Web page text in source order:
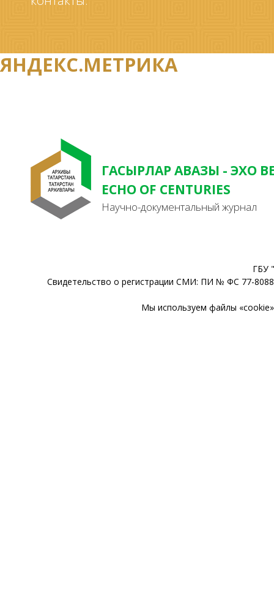
ЯНДЕКС.МЕТРИКА
ГАСЫРЛАР АВАЗЫ - ЭХО
ECHO OF CENTURIES
Научно-документальный журнал
ГБУ
Свидетельство о регистрации СМИ: ПИ № ФС 77-
Мы используем файлы «cookie»